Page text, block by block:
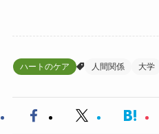
ハートのケア 人間関係 大学